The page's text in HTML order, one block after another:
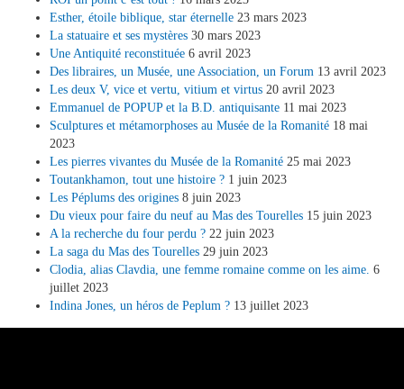
Esther, étoile biblique, star éternelle 23 mars 2023
La statuaire et ses mystères 30 mars 2023
Une Antiquité reconstituée 6 avril 2023
Des libraires, un Musée, une Association, un Forum 13 avril 2023
Les deux V, vice et vertu, vitium et virtus 20 avril 2023
Emmanuel de POPUP et la B.D. antiquisante 11 mai 2023
Sculptures et métamorphoses au Musée de la Romanité 18 mai
2023
Les pierres vivantes du Musée de la Romanité 25 mai 2023
Toutankhamon, tout une histoire ? 1 juin 2023
Les Péplums des origines 8 juin 2023
Du vieux pour faire du neuf au Mas des Tourelles 15 juin 2023
A la recherche du four perdu ? 22 juin 2023
La saga du Mas des Tourelles 29 juin 2023
Clodia, alias Clavdia, une femme romaine comme on les aime. 6
juillet 2023
Indina Jones, un héros de Peplum ? 13 juillet 2023